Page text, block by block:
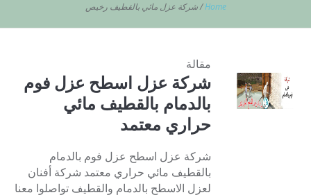
Home
/شركة عزل مائي بالقطيف رخيص
مقالة
شركة عزل اسطح عزل فوم
بالدمام بالقطيف مائي
حراري معتمد
شركة عزل اسطح عزل فوم بالدمام
بالقطيف مائي حراري معتمد شركة أفنان
لعزل الاسطح بالدمام والقطيف تواصلوا معنا